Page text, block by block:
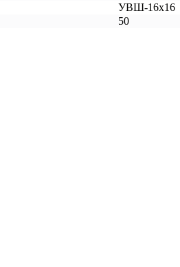
УВШ-16х16
50